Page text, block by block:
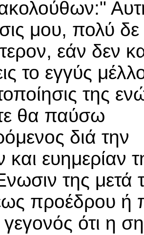
μου, πολύ δε
εάν δεν
το εγγύς
της
θα παύσω
διά την
ευημερίαν
της
προέδρου
ότι η